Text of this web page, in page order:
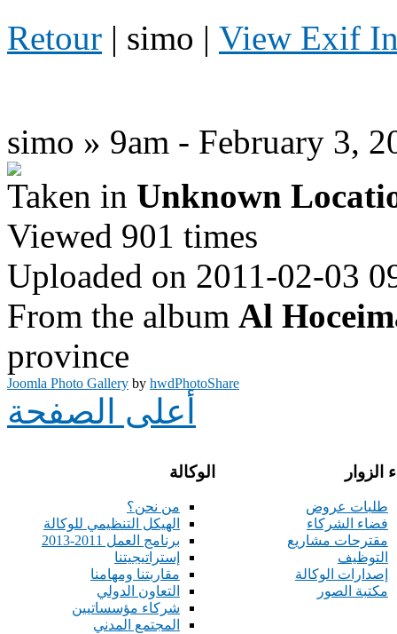
Retour | simo | View Exif
simo » 9am - February 3,
Taken in Unknown
Viewed 901 times
Uploaded on 2011-02-03
From the album Al
province
Joomla Photo Gallery by hwdPhotoShare
أعلى الصفحة
الوكالة
من نحن؟
الهيكل التنظيمي للوكالة
برنامج العمل 2011-2013
إستراتيجيتنا
مقاربتنا ومهامنا
التعاون الدولي
شركاء مؤسساتيين
المجتمع المدني
الزوار
طلبات عروض
فضاء الشركاء
مقترحات مشاريع
التوظيف
إصدارات الوكالة
مكتبة الصور